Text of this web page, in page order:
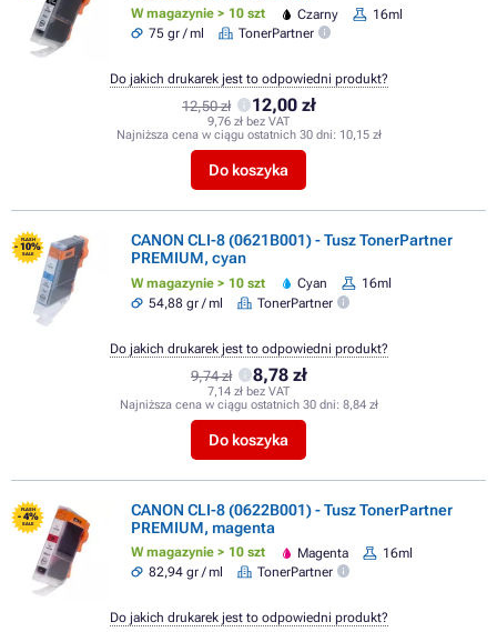
W magazynie > 10 szt Czarny
16ml
75 gr / ml
TonerPartner
12,50 zł 12,00 zł
9,76 zł bez VAT
Najniższa cena w ciągu ostatnich 30 dni: 10,15 zł
Do koszyka
Do jakich drukarek jest to odpowiedni produkt?
FLASH
- 10%
SALE
CANON CLI-8 (0621B001) - Tusz TonerPartner
PREMIUM, cyan
W magazynie > 10 szt Cyan
16ml
54,88 gr / ml
TonerPartner
9,74 zł 8,78 zł
7,14 zł bez VAT
Najniższa cena w ciągu ostatnich 30 dni: 8,84 zł
Do koszyka
Do jakich drukarek jest to odpowiedni produkt?
FLASH
- 4%
SALE
CANON CLI-8 (0622B001) - Tusz TonerPartner
PREMIUM, magenta
W magazynie > 10 szt Magenta
16ml
82,94 gr / ml
TonerPartner
Do jakich drukarek jest to odpowiedni produkt?